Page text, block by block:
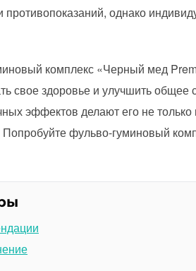
однако
комплекс «Черный мед
свое здоровье и улучшить общее
эффектов делают его не
фульво-гуминовый